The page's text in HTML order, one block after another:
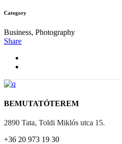
Category
Business, Photography
Share
BEMUTATÓTEREM
2890 Tata, Toldi Miklós utca 15.
+36 20 973 19 30